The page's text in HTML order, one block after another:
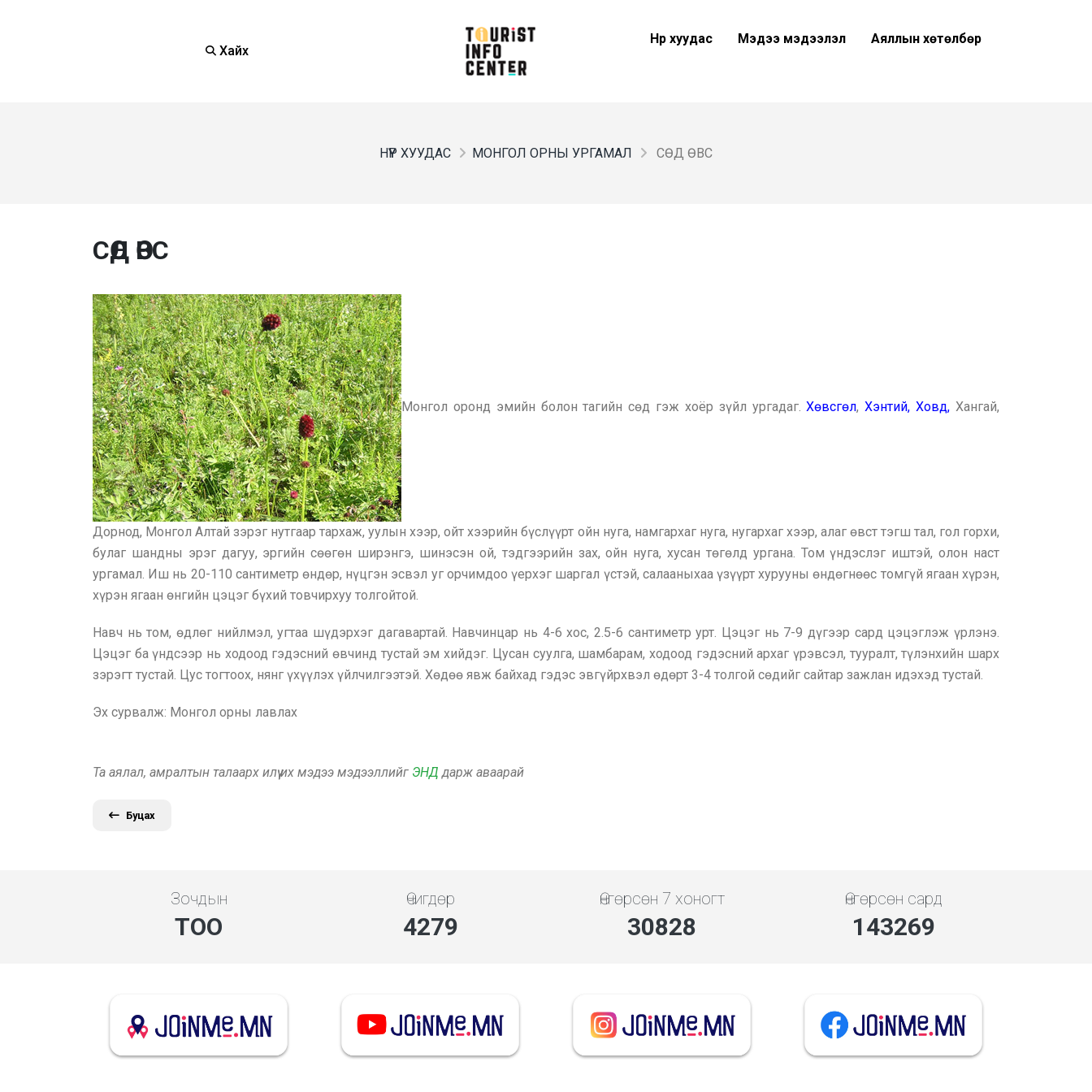
Хайх
Нүүр хуудас Мэдээ мэдээлэл Аяллын хөтөлбөр
НҮҮР ХУУДАС МОНГОЛ ОРНЫ УРГАМАЛ СӨД ӨВС
СӨД ӨВС
Монгол оронд эмийн болон тагийн сөд гэж хоёр зүйл ургадаг.Хөвсгөл,Хэнтий, Ховд, Хангай,
Дорнод, Монгол Алтай зэрэг нутгаар тархаж, уулын хээр, ойт хээрийн бүслүүрт ойн нуга, намгархаг нуга, нугархаг хээр, алаг өвст тэгш тал, гол горхи,
булаг шандны эрэг дагуу, эргийн сөөгөн ширэнгэ, шинэсэн ой, тэдгээрийн зах, ойн нуга, хусан төгөлд ургана. Том үндэслэг иштэй, олон наст
ургамал. Иш нь 20-110 сантиметр өндөр, нүцгэн эсвэл уг орчимдоо үерхэг шаргал үстэй, салааныхаа үзүүрт хурууны өндөгнөөс томгүй ягаан хүрэн,
хүрэн ягаан өнгийн цэцэг бүхий товчирхуу толгойтой.
Навч нь том, өдлөг нийлмэл, угтаа шүдэрхэг дагавартай. Навчинцар нь 4-6 хос, 2.5-6 сантиметр урт. Цэцэг нь 7-9 дүгээр сард цэцэглэж үрлэнэ.
Цэцэг ба үндсээр нь ходоод гэдэсний өвчинд тустай эм хийдэг. Цусан суулга, шамбарам, ходоод гэдэсний архаг үрэвсэл, тууралт, түлэнхийн шарх
зэрэгт тустай. Цус тогтоох, нянг үхүүлэх үйлчилгээтэй. Хөдөө явж байхад гэдэс эвгүйрхвэл өдөрт 3-4 толгой сөдийг сайтар зажлан идэхэд тустай.
Эх сурвалж: Монгол орны лавлах
Та аялал, амралтын талаарх илүү их мэдээ мэдээллийг ЭНД дарж аваарай
Буцах
Зочдын
ТОО
Өчигдөр
4279
Өнгөрсөн 7 хоногт
30828
Өнгөрсөн сард
143269